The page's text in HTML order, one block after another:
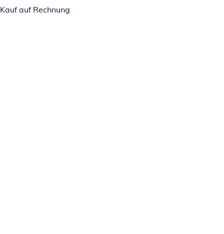
Kauf auf Rechnung